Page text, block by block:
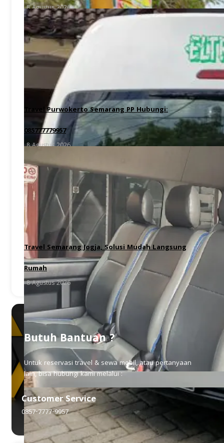
8 Agustus 2026
Travel Purwokerto Semarang PP Hubungi:
085777779957
8 Agustus 2026
Travel Semarang Jogja, Solusi Mudah Langsung
Rumah
8 Agustus 2026
Butuh Bantuan ?
Untuk reservasi travel & sewa mobil, atau pertanyaan
lain, bisa hubungi kami melalui :
Customer Service
0857-7777-9957